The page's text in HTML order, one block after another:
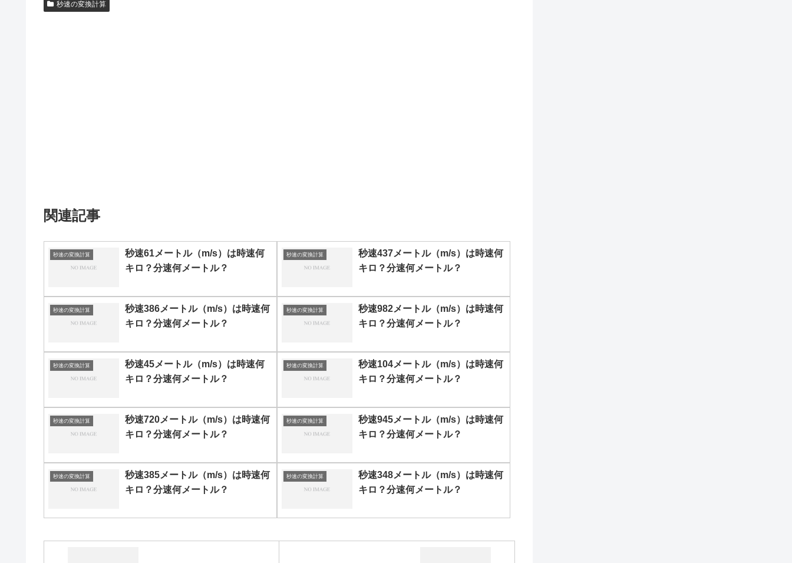
秒速の変換計算
関連記事
秒速の変換計算
秒速61メートル（m/s）は時速何
キロ？分速何メートル？
秒速の変換計算
秒速437メートル（m/s）は時速何
キロ？分速何メートル？
秒速の変換計算
秒速386メートル（m/s）は時速何
キロ？分速何メートル？
秒速の変換計算
秒速982メートル（m/s）は時速何
キロ？分速何メートル？
秒速の変換計算
秒速45メートル（m/s）は時速何
キロ？分速何メートル？
秒速の変換計算
秒速104メートル（m/s）は時速何
キロ？分速何メートル？
秒速の変換計算
秒速720メートル（m/s）は時速何
キロ？分速何メートル？
秒速の変換計算
秒速945メートル（m/s）は時速何
キロ？分速何メートル？
秒速の変換計算
秒速385メートル（m/s）は時速何
キロ？分速何メートル？
秒速の変換計算
秒速348メートル（m/s）は時速何
キロ？分速何メートル？